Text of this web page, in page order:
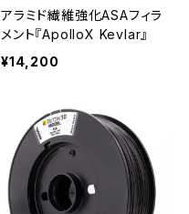
アラミド繊維強化ASAフィラ
メント『ApolloX Kevlar』
¥14,200